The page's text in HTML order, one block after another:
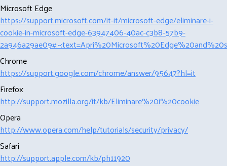
Microsoft Edge
https://support.microsoft.com/it-it/microsoft-edge/eliminare-i-
cookie-in-microsoft-edge-63947406-40ac-c3b8-57b9-
Chrome
https://support.google.com/chrome/answer/95647?hl=it
Firefox
http://support.mozilla.org/it/kb/Eliminare%20i%20cookie
Opera
http://www.opera.com/help/tutorials/security/privacy/
Safari
http://support.apple.com/kb/ph11920